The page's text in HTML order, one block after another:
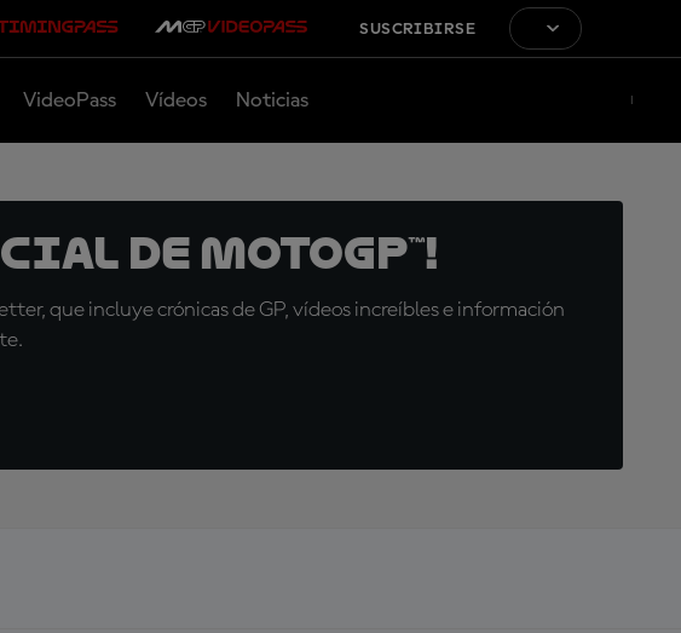
SUSCRIBIRSE
VideoPass Vídeos Noticias
de MotoGP™!
que incluye crónicas de GP, vídeos increíbles e información